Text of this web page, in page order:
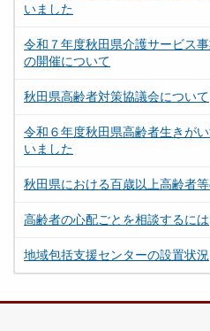
いました
令和７年度秋田県介護サービス
の開催について
秋田県高齢者対策協議会について
令和６年度秋田県高齢者生きが
いました
秋田県における百歳以上高齢者
高齢者の心配ごとを相談するには
地域包括支援センターの設置状況